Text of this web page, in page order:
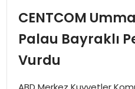
CENTCOM
Palau Bayraklı
Vurdu